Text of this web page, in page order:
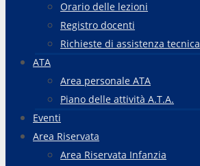
Orario delle lezioni
Registro docenti
Richieste di assistenza tecnica
ATA
Area personale ATA
Piano delle attività A.T.A.
Eventi
Area Riservata
Area Riservata Infanzia